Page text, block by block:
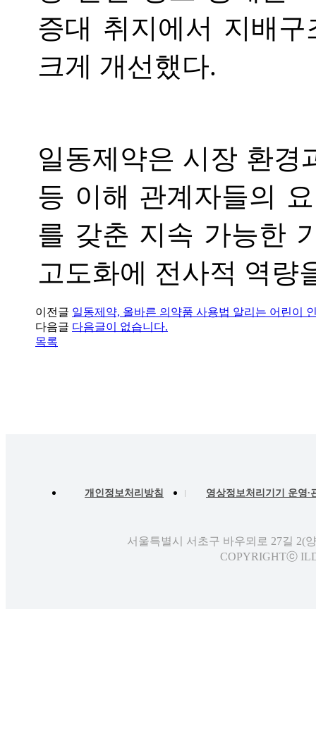
증대 취지에서 지배
크게 개선했다.
일동제약은 시장 환경
등 이해 관계자들의
를 갖춘 지속 가능한
고도화에 전사적 역량
이전글 일동제약, 올바른 의약품 사용법 알리는 어린이
다음글 다음글이 없습니다.
목록
개인정보처리방침 영상정보처리기기 운영∙
서울특별시 서초구 바우뫼로 27길 2(
COPYRIGHTⓒ